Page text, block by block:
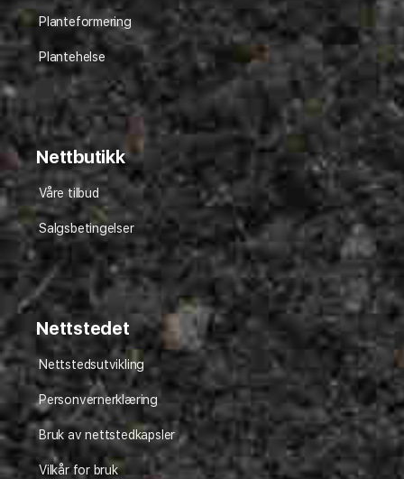
Planteformering
Plantehelse
Nettbutikk
Våre tilbud
Salgsbetingelser
Nettstedet
Nettstedsutvikling
Personvernerklæring
Bruk av nettstedkapsler
Vilkår for bruk